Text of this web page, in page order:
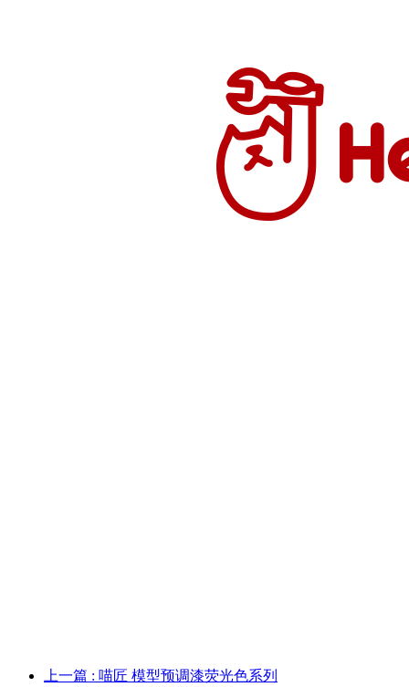
上一篇 : 喵匠 模型预调漆荧光色系列